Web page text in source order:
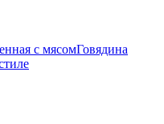
с мясомГовядина